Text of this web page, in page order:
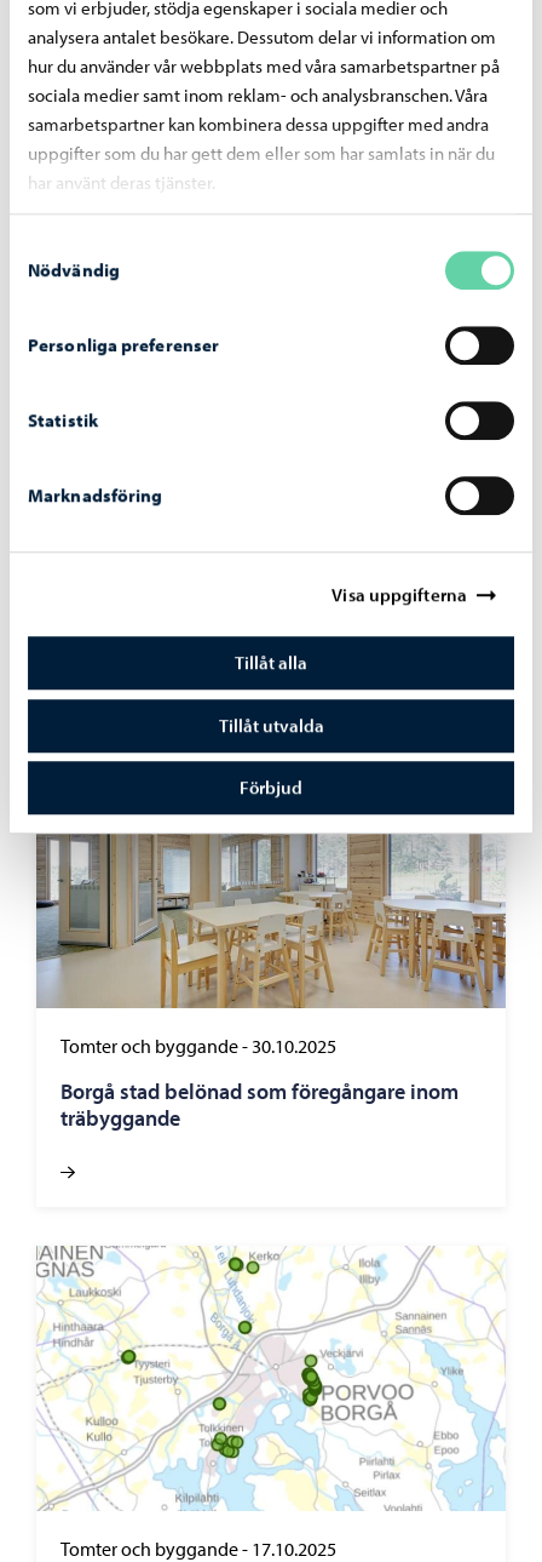
som vi erbjuder, stödja egenskaper i sociala medier och
analysera antalet besökare. Dessutom delar vi information om
hur du använder vår webbplats med våra samarbetspartner på
sociala medier samt inom reklam- och analysbranschen. Våra
samarbetspartner kan kombinera dessa uppgifter med andra
uppgifter som du har gett dem eller som har samlats in när du
har använt deras tjänster.
Nödvändig
Personliga preferenser
Statistik
Marknadsföring
Visa uppgifterna
Tillåt alla
Tillåt utvalda
Förbjud
Dela på FacebookDela på LinkedInDela på WhatsApp
Tomter och byggande
Byggnadstillsynen i Borgå ger anvisningar
för att säkerställa säkerheten hos
Byggnadstillsynens kundnöjdhetsenkät:
Tomter och byggande-30.10.2025
Borgå stad belönad som föregångare inom
träbyggande
Tomter och byggande- 17.10.2025